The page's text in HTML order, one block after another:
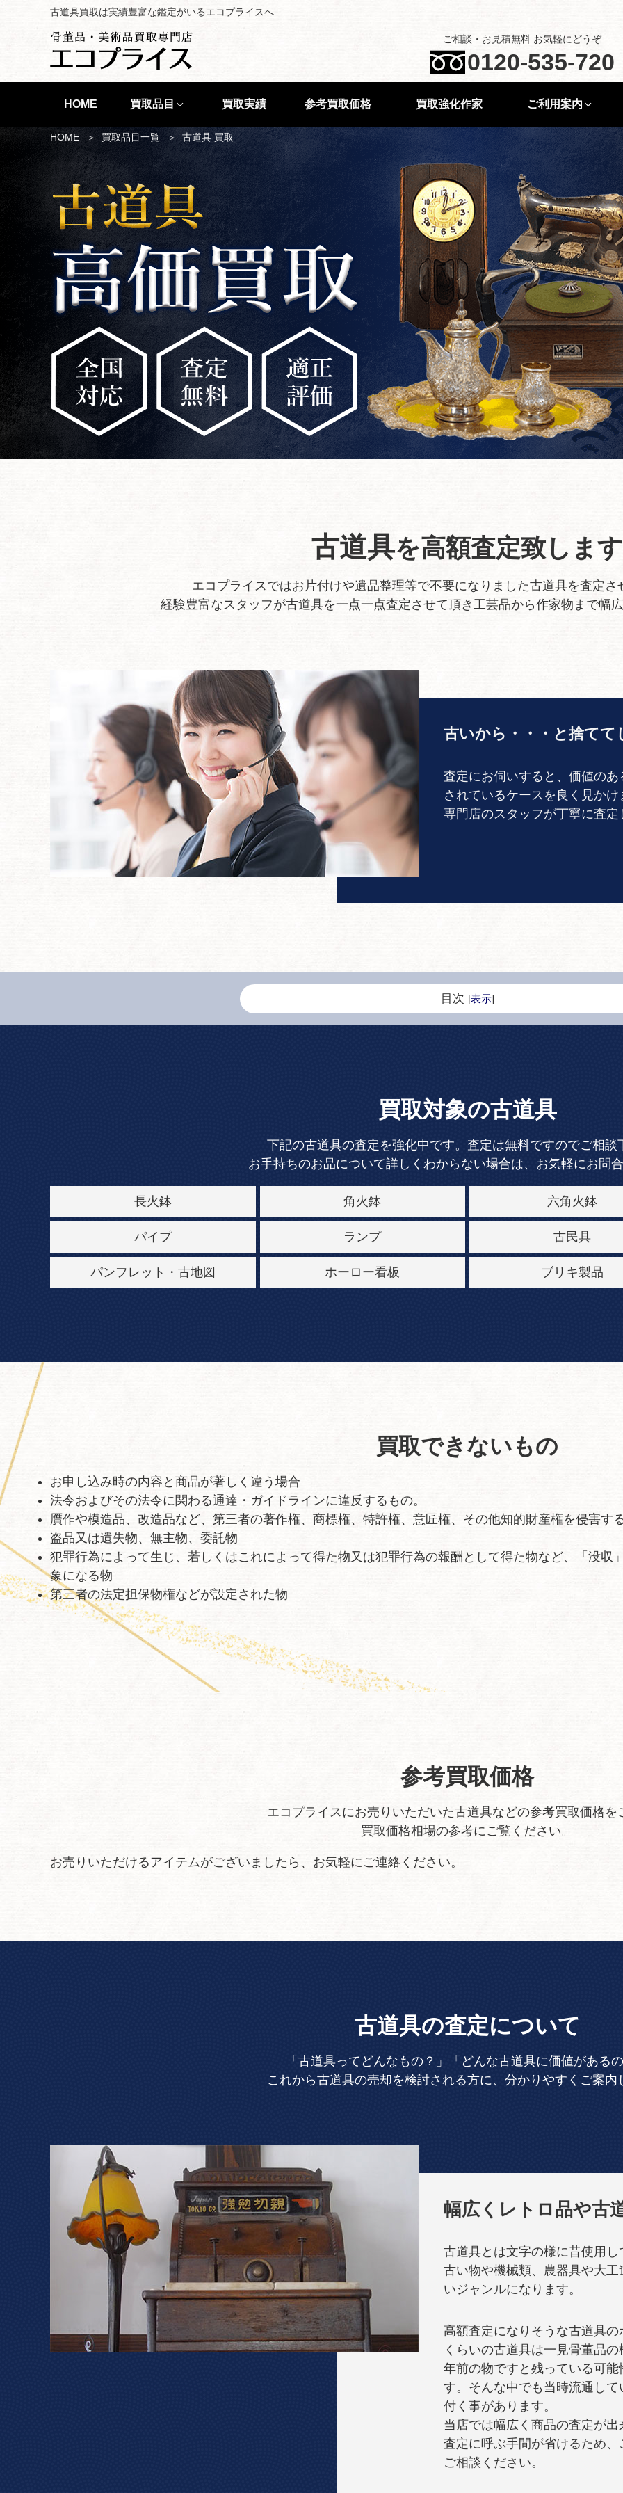
古道具買取は実績豊富な鑑定がいるエコプライスへ
ご相談・お見積無料 お気軽にどうぞ
0120-535-720
HOME 買取品目 買取実績 参考買取価格 買取強化作家 ご利用案内
HOME 買取品目一覧 古道具 買取
古道具を高額査定致します
エコプライスではお片付けや遺品整理等で不要になりました古道具を査定さ
経験豊富なスタッフが古道具を一点一点査定させて頂き工芸品から作家物まで幅
古いから・・・と捨て
査定にお伺いすると、価値の
されているケースを良く見かけ
専門店のスタッフが丁寧に査
目次 [表示]
買取対象の古道具
下記の古道具の査定を強化中です。査定は無料ですのでご相談
お手持ちのお品について詳しくわからない場合は、お気軽にお問
長火鉢 角火鉢 六角火鉢
パイプ ランプ 古民具
パンフレット・古地図 ホーロー看板 ブリキ製品
買取できないもの
お申し込み時の内容と商品が著しく違う場合
法令およびその法令に関わる通達・ガイドラインに違反するもの。
贋作や模造品、改造品など、第三者の著作権、商標権、特許権、意匠権、その他知的財産権を侵害す
盗品又は遺失物、無主物、委託物
犯罪行為によって生じ、若しくはこれによって得た物又は犯罪行為の報酬として得た物など、「没収
象になる物
第三者の法定担保物権などが設定された物
参考買取価格
エコプライスにお売りいただいた古道具などの参考買取価格を
買取価格相場の参考にご覧ください。
お売りいただけるアイテムがございましたら、お気軽にご連絡ください。
古道具の査定について
「古道具ってどんなもの？」「どんな古道具に価値がある
これから古道具の売却を検討される方に、分かりやすくご案内
幅広くレトロ品や古
古道具とは文字の様に昔使用
古い物や機械類、農器具や大
いジャンルになります。
高額査定になりそうな古道具
くらいの古道具は一見骨董品
年前の物ですと残っている可
す。そんな中でも当時流通し
付く事があります。
当店では幅広く商品の査定が
査定に呼ぶ手間が省けるため
ご相談ください。